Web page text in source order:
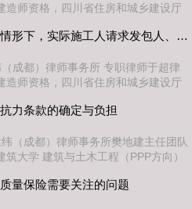
造师资格，四川省住房和城乡建设厅
顾问，已办理大量民商事案件。擅长多层转、分包情形下，实际施工人请求发包人、非直接合同关系的转、分包人承担工程款支付责任的裁判规则初探
成都）律师事务所 专职律师于超律
造师资格，四川省住房和城乡建设厅
顾问，已办理大量民商事案件。擅长
力条款的确定与负担
（成都）律师事务所樊地建主任团队
筑大学 建筑与土木工程（PPP方向）
交等大型央企，在《建筑经济》、
量保险需要关注的问题